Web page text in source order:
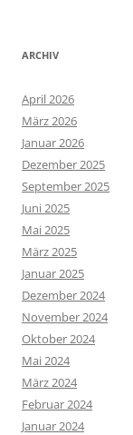
ARCHIV
April 2026
März 2026
Januar 2026
Dezember 2025
September 2025
Juni 2025
Mai 2025
März 2025
Januar 2025
Dezember 2024
November 2024
Oktober 2024
Mai 2024
März 2024
Februar 2024
Januar 2024